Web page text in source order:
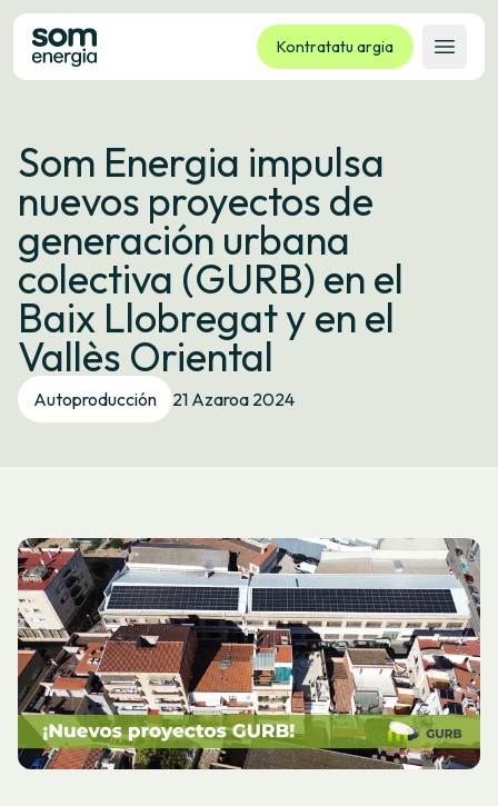
Kontratatu argia
Ireki
Tarifak
Zerbitzuak
Enpresak
Kooperatiba
Kontaktua
Izapideak
Bulego Birtuala
Hizkuntza: ES CA GL EU
Som Energia impulsa
nuevos proyectos de
generación urbana
colectiva (GURB) en el
Baix Llobregat y en el
Vallès Oriental
Autoproducción 21 Azaroa 2024